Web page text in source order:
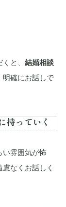
と、 結婚相談
明確にお話しで
持っていく
い雰囲気が怖
慮なくお話しく